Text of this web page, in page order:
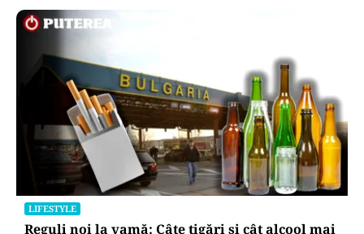
Puterea Financiara
a pierdut 0,56%
Oficiuldestiri.ro
Atacurile cibernetice expun
vulnerabilitățile statului român: ANP
repetă scenariul e‑Terra. Ce ascund
comunicările oficiale și cine răspunde
pentru mentenanța IT a instituțiilor
publice
Alte Articole Importante